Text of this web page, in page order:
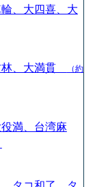
、大四喜、大
林、大満貫
（約
満、台湾麻